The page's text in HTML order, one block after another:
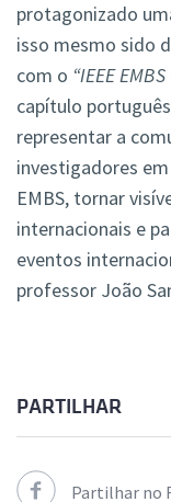
protagonizado
isso mesmo sido
com o “IEEE
capítulo
representar a
investigadores
EMBS, tornar
internacionais e
eventos
professor João
PARTILHAR
Partilhar no